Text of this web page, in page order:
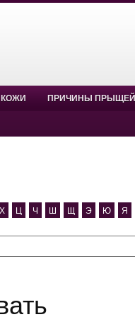
ПРИЧИНЫ ПРЫЩЕЙ
Х Ц Ч Ш Щ Э Ю Я